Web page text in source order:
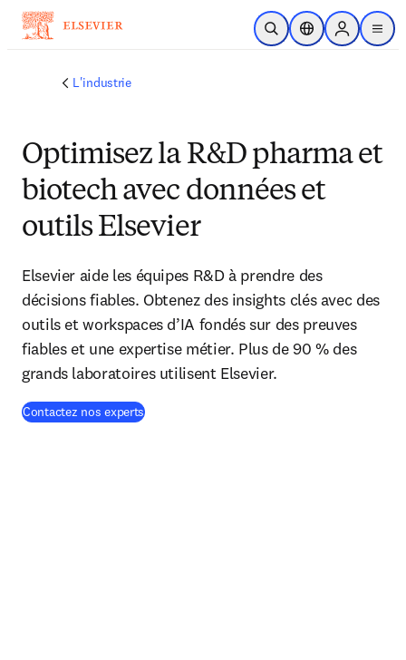
Passer au contenu principal
Ouvrir la recherche
Sélecteur de
Sign in to
menu
L'industrie
Optimisez la R&D pharma et
biotech avec données et
outils Elsevier
Elsevier aide les équipes R&D à prendre des
décisions fiables. Obtenez des insights clés avec des
outils et workspaces d’IA fondés sur des preuves
fiables et une expertise métier. Plus de 90 % des
grands laboratoires utilisent Elsevier.
Contactez nos experts